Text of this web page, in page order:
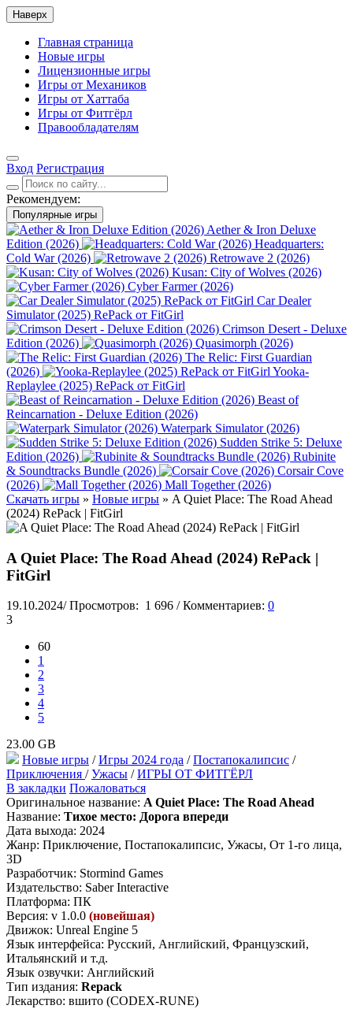
Наверх
Главная страница
Новые игры
Лицензионные игры
Игры от Механиков
Игры от Хаттаба
Игры от Фитгёрл
Правообладателям
Вход Регистрация
Рекомендуем:
Популярные игры
Aether & Iron Deluxe
Edition (2026)
Headquarters:
Cold War (2026)
Retrowave 2 (2026)
Kusan: City of Wolves (2026)
Cyber Farmer (2026)
Car Dealer
Simulator (2025) RePack от FitGirl
Crimson Desert - Deluxe
Edition (2026)
Quasimorph (2026)
The Relic: First Guardian
(2026)
Yooka-
Replaylee (2025) RePack от FitGirl
Beast of
Reincarnation - Deluxe Edition (2026)
Waterpark Simulator (2026)
Sudden Strike 5: Deluxe
Edition (2026)
Rubinite
& Soundtracks Bundle (2026)
Corsair Cove
(2026)
Mall Together (2026)
Скачать игры » Новые игры » A Quiet Place: The Road Ahead
(2024) RePack | FitGirl
A Quiet Place: The Road Ahead (2024) RePack |
FitGirl
19.10.2024/ Просмотров: 1 696 / Комментариев: 0
3
60
1
2
3
4
5
23.00 GB
Новые игры /Игры 2024 года /Постапокалипсис /
Приключения /Ужасы /ИГРЫ ОТ ФИТГЁРЛ
В закладки Пожаловаться
Оригинальное название: A Quiet Place: The Road Ahead
Название: Тихое место: Дорога впереди
Дата выхода: 2024
Жанр: Приключение, Постапокалипсис, Ужасы, От 1-го лица,
3D
Разработчик: Stormind Games
Издательство: Saber Interactive
Платформа: ПК
Версия: v 1.0.0 (новейшая)
Движок: Unreal Engine 5
Язык интерфейса: Русский, Английский, Французский,
Итальянский и т.д.
Язык озвучки: Английский
Тип издания: Repack
Лекарство: вшито (CODEX-RUNE)